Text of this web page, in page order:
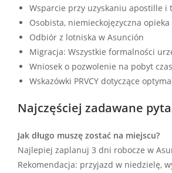
Wsparcie przy uzyskaniu apostille i
Osobista, niemieckojęzyczna
Odbiór z lotniska w Asunción
Migracja: Wszystkie formalności
Wniosek o pozwolenie na pobyt
Wskazówki PRVCY dotyczące
Najczęściej zadawane
Jak długo muszę zostać na miejscu?
Najlepiej zaplanuj 3 dni robocze w
Rekomendacja: przyjazd w niedzielę,